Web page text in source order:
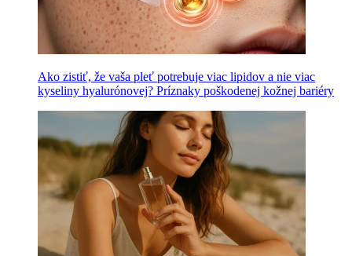
Ako zistiť, že vaša pleť potrebuje viac lipidov a nie viac
kyseliny hyalurónovej? Príznaky poškodenej kožnej bariéry